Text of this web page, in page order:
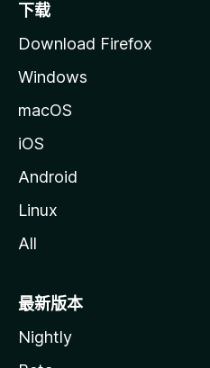
下载
Download Firefox
Windows
macOS
iOS
Android
Linux
All
最新版本
Nightly